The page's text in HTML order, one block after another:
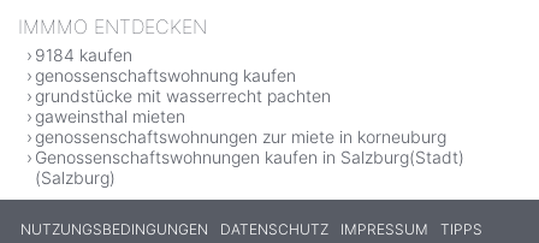
IMMMO ENTDECKEN
9184 kaufen
genossenschaftswohnung kaufen
grundstücke mit wasserrecht pachten
gaweinsthal mieten
genossenschaftswohnungen zur miete in korneuburg
Genossenschaftswohnungen kaufen in Salzburg(Stadt)
(Salzburg)
NUTZUNGSBEDINGUNGEN DATENSCHUTZ IMPRESSUM
TIPPS